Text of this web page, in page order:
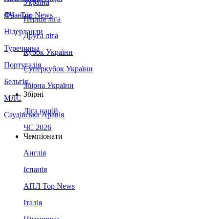
Франція
Нідерланди
Туреччина
Португалія
Бельгія
МЛС
Саудівська Аравія
ЛЧ - Top News
Україна
Перша ліга
Друга ліга
Кубок України
Суперкубок України
Збірна України
Збірні
Ліга націй
ЧС 2026
Чемпіонати
Англія
Іспанія
АПЛ Top News
Італія